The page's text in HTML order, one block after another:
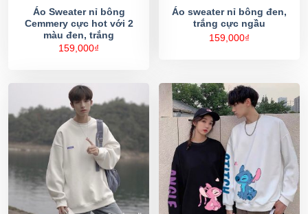
Áo Sweater nỉ bông
Cemmery cực hot với 2
màu đen, trắng
159,000₫
Áo sweater nỉ bông đen,
trắng cực ngầu
159,000₫